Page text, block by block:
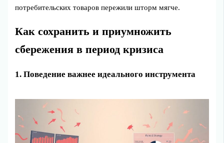
потребительских товаров пережили шторм мягче.
Как сохранить и приумножить
сбережения в период кризиса
1. Поведение важнее идеального инструмента